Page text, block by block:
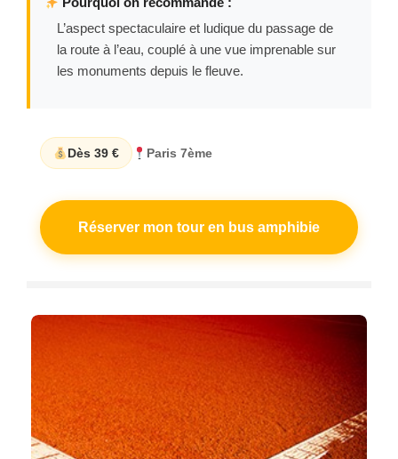
L’aspect spectaculaire et ludique du passage de
la route à l’eau, couplé à une vue imprenable sur
les monuments depuis le fleuve.
Dès 39 € Paris 7ème
Réserver mon tour en bus amphibie